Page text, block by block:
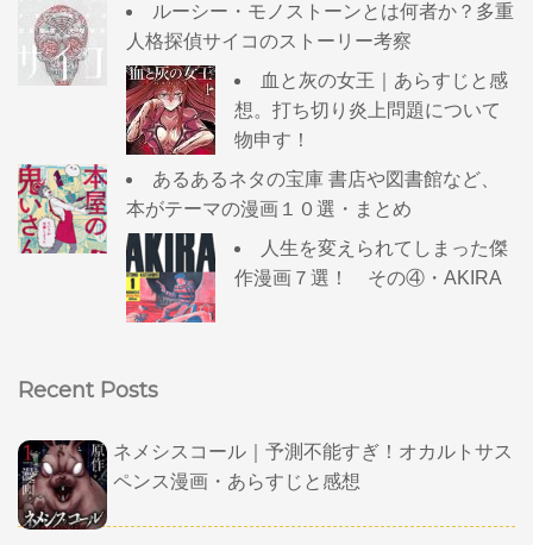
ルーシー・モノストーンとは何者か？多重
人格探偵サイコのストーリー考察
血と灰の女王｜あらすじと感
想。打ち切り炎上問題について
物申す！
あるあるネタの宝庫 書店や図書館など、
本がテーマの漫画１０選・まとめ
人生を変えられてしまった傑
作漫画７選！ その④・AKIRA
Recent Posts
ネメシスコール｜予測不能すぎ！オカルトサス
ペンス漫画・あらすじと感想